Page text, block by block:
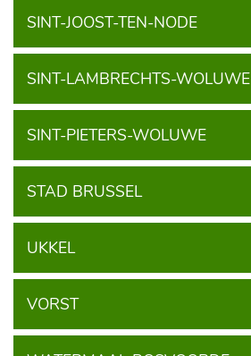
SINT-JOOST-TEN-NODE
SINT-LAMBRECHTS-WOLUWE
SINT-PIETERS-WOLUWE
STAD BRUSSEL
UKKEL
VORST